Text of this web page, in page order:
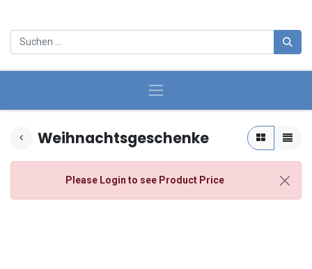
Weihnachtsgeschenke
Please Login to see Product Price